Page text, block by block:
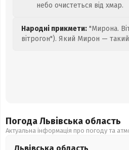
небо очистеться від хмар.
Народні прикмети: "Мирона.
вітрогон"). Який Мирон — такий
Погода Львівська область
Актуальна інформація про погоду та